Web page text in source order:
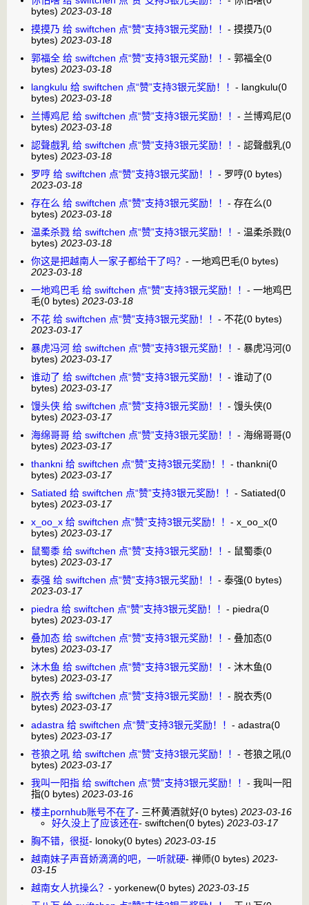
bytes) 2023-03-18
摸摸乃 给 swiftchen 点“赞”支持3银元奖励！！ - 摸摸乃(0
bytes) 2023-03-18
郭福全 给 swiftchen 点“赞”支持3银元奖励！！ - 郭福全(0
bytes) 2023-03-18
langkulu 给 swiftchen 点“赞”支持3银元奖励！！ - langkulu(0
bytes) 2023-03-18
兰博鸡尼 给 swiftchen 点“赞”支持3银元奖励！！ - 兰博鸡尼(0
bytes) 2023-03-18
認聲戲乳 给 swiftchen 点“赞”支持3银元奖励！！ - 認聲戲乳(0
bytes) 2023-03-18
罗哼 给 swiftchen 点“赞”支持3银元奖励！！ - 罗哼(0 bytes)
2023-03-18
存在么 给 swiftchen 点“赞”支持3银元奖励！！ - 存在么(0
bytes) 2023-03-18
温柔杀戮 给 swiftchen 点“赞”支持3银元奖励！！ - 温柔杀戮(0
bytes) 2023-03-18
你这是把越南人一家子都给干了吗？ - 一地鸡巴毛(0 bytes)
2023-03-18
一地鸡巴毛 给 swiftchen 点“赞”支持3银元奖励！！ - 一地鸡巴
毛(0 bytes) 2023-03-18
不花 给 swiftchen 点“赞”支持3银元奖励！！ - 不花(0 bytes)
2023-03-17
暴虎冯河 给 swiftchen 点“赞”支持3银元奖励！！ - 暴虎冯河(0
bytes) 2023-03-17
谁动了 给 swiftchen 点“赞”支持3银元奖励！！ - 谁动了(0
bytes) 2023-03-17
馒头侠 给 swiftchen 点“赞”支持3银元奖励！！ - 馒头侠(0
bytes) 2023-03-17
海绵哥哥 给 swiftchen 点“赞”支持3银元奖励！！ - 海绵哥哥(0
bytes) 2023-03-17
thankni 给 swiftchen 点“赞”支持3银元奖励！！ - thankni(0
bytes) 2023-03-17
Satiated 给 swiftchen 点“赞”支持3银元奖励！！ - Satiated(0
bytes) 2023-03-17
x_oo_x 给 swiftchen 点“赞”支持3银元奖励！！ - x_oo_x(0
bytes) 2023-03-17
鼠蜀黍 给 swiftchen 点“赞”支持3银元奖励！！ - 鼠蜀黍(0
bytes) 2023-03-17
泰强 给 swiftchen 点“赞”支持3银元奖励！！ - 泰强(0 bytes)
2023-03-17
piedra 给 swiftchen 点“赞”支持3银元奖励！！ - piedra(0
bytes) 2023-03-17
叠加态 给 swiftchen 点“赞”支持3银元奖励！！ - 叠加态(0
bytes) 2023-03-17
沐木鱼 给 swiftchen 点“赞”支持3银元奖励！！ - 沐木鱼(0
bytes) 2023-03-17
脱衣秀 给 swiftchen 点“赞”支持3银元奖励！！ - 脱衣秀(0
bytes) 2023-03-17
adastra 给 swiftchen 点“赞”支持3银元奖励！！ - adastra(0
bytes) 2023-03-17
苍狼之吼 给 swiftchen 点“赞”支持3银元奖励！！ - 苍狼之吼(0
bytes) 2023-03-17
我叫一阳指 给 swiftchen 点“赞”支持3银元奖励！！ - 我叫一阳
指(0 bytes) 2023-03-16
楼主pornhub账号不在了- 三杯黄酒就好(0 bytes) 2023-03-16
好久没上了应该还在- swiftchen(0 bytes) 2023-03-17
胸不错，很挺- lonoky(0 bytes) 2023-03-15
越南妹子声音娇滴滴的吧，一听就硬- 禅师(0 bytes) 2023-
03-15
越南女人抗操么？ - yorkenew(0 bytes) 2023-03-15